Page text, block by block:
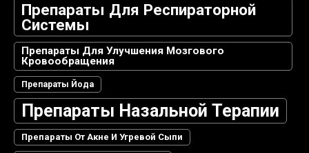
Препараты Для Респираторной
Системы
Препараты Для Улучшения Мозгового
Кровообращения
Препараты Йода
Препараты Назальной Терапии
Препараты От Акне И Угревой Сыпи